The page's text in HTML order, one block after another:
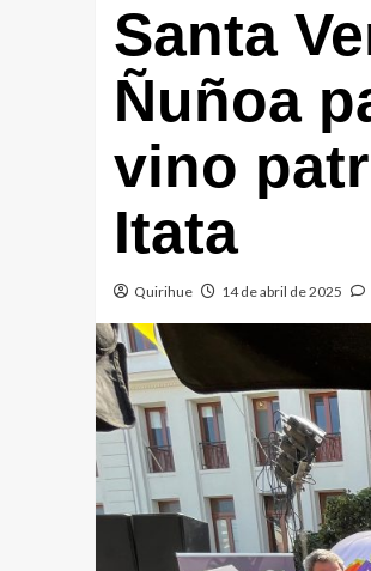
Santa
Ñuñoa
vino
Itata
Quirihue 14 de abril de 2025